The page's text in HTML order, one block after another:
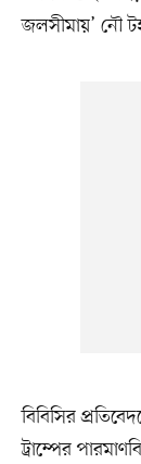
জলসীমায়’ নৌ
বিবিসির
ট্রাম্পের